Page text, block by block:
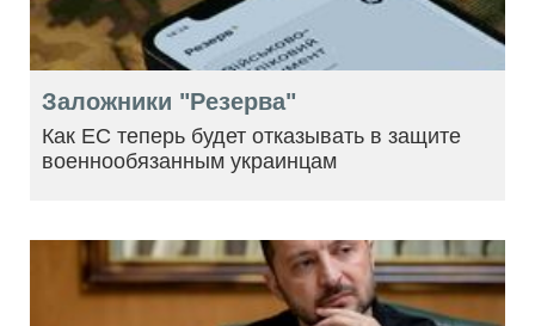
Заложники "Резерва"
Как ЕС теперь будет отказывать в защите
военнообязанным украинцам